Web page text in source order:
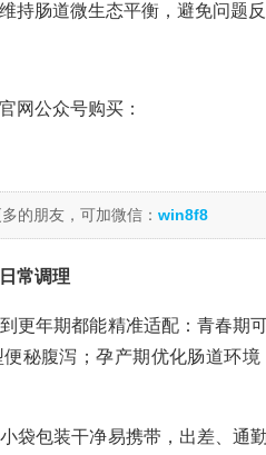
持肠道微生态平衡，避免问题反
网公众号购买：
的朋友，可加微信： win8f8
常调理
更年期都能精准适配：青春期
秘腹泻；孕产期优化肠道环
袋包装干净易携带，出差、通